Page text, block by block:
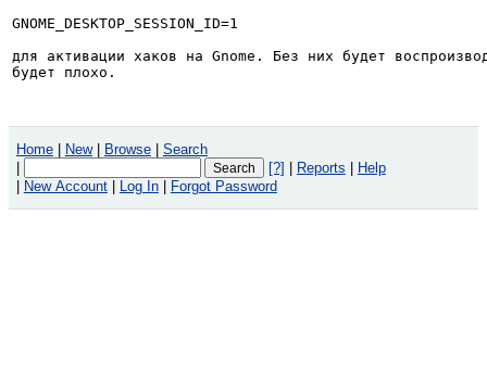
GNOME_DESKTOP_SESSION_ID=1
для активации хаков на Gnome. Без них будет
будет плохо.
Home New Browse
Search
[?] Reports
Help
New Account Log In Forgot Password